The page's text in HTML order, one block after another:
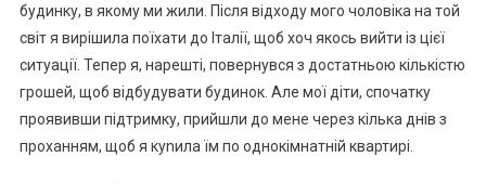
будинку, в якому ми жили. Після відходу мого чоловіка на той
світ я вирішила поїхати до Італії, щоб хоч якось вийти із цієї
ситуації. Тепер я, нарешті, повернувся з достатньою кількістю
грошей, щоб відбудувати будинок. Але мої діти, спочатку
проявивши підтримку, прийшли до мене через кілька днів з
проханням, щоб я куnила їм по однокімнатній квартирі.